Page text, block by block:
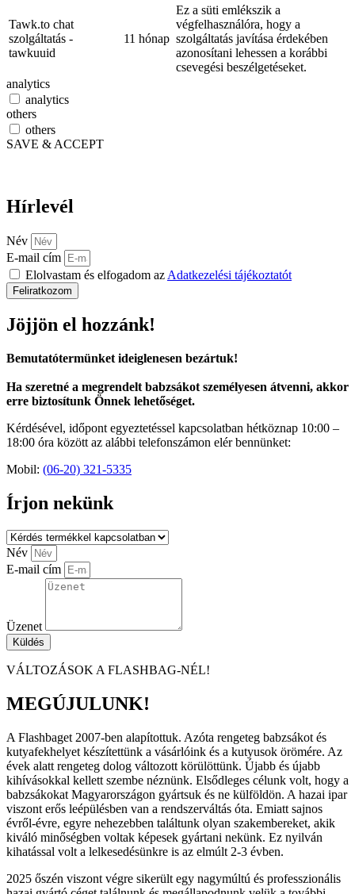
Tawk.to chat
szolgáltatás -
tawkuuid
11 hónap
Ez a süti emlékszik a
végfelhasználóra, hogy a
szolgáltatás javítása érdekében
azonosítani lehessen a korábbi
csevegési beszélgetéseket.
analytics
analytics
others
others
SAVE & ACCEPT
Hírlevél
Név
E-mail cím
Elolvastam és elfogadom az Adatkezelési tájékoztatót
Feliratkozom
Jöjjön el hozzánk!
Bemutatótermünket ideiglenesen bezártuk!
Ha szeretné a megrendelt babzsákot személyesen átvenni, akkor
erre biztosítunk Önnek lehetőséget.
Kérdésével, időpont egyeztetéssel kapcsolatban hétköznap 10:00 –
18:00 óra között az alábbi telefonszámon elér bennünket:
Mobil: (06-20) 321-5335
Írjon nekünk
Név
E-mail cím
Üzenet
Küldés
VÁLTOZÁSOK A FLASHBAG-NÉL!
MEGÚJULUNK!
A Flashbaget 2007-ben alapítottuk. Azóta rengeteg babzsákot és
kutyafekhelyet készítettünk a vásárlóink és a kutyusok örömére. Az
évek alatt rengeteg dolog változott körülöttünk. Újabb és újabb
kihívásokkal kellett szembe néznünk. Elsődleges célunk volt, hogy a
babzsákokat Magyarországon gyártsuk és ne külföldön. A hazai ipar
viszont erős leépülésben van a rendszerváltás óta. Emiatt sajnos
évről-évre, egyre nehezebben találtunk olyan szakembereket, akik
kiváló minőségben voltak képesek gyártani nekünk. Ez nyilván
kihatással volt a lelkesedésünkre is az elmúlt 2-3 évben.
2025 őszén viszont végre sikerült egy nagymúltú és professzionális